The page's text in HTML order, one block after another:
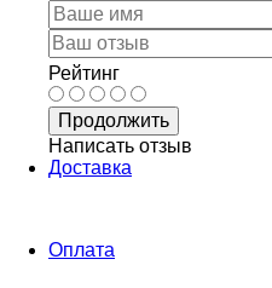
Рейтинг
Продолжить
Написать отзыв
Доставка
Оплата